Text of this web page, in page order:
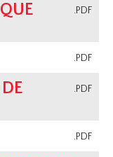
.PDF
.PDF
.PDF
.PDF